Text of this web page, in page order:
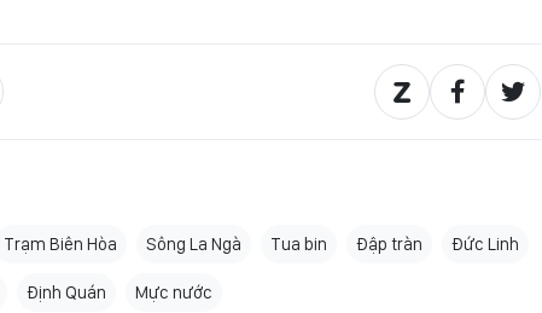
Trạm Biên Hòa Sông La Ngà Tua bin Đập tràn Đức Linh
Định Quán Mực nước